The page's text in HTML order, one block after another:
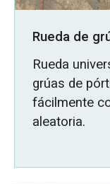
Rueda de
Rueda
grúas de
fácilmente
aleatoria.